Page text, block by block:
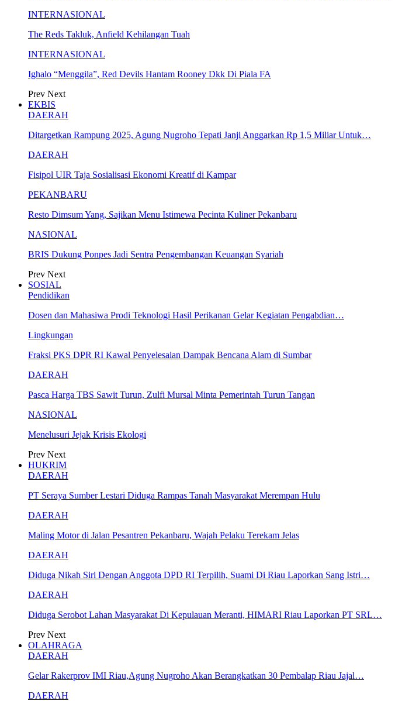
INTERNASIONAL
The Reds Takluk, Anfield Kehilangan Tuah
INTERNASIONAL
Ighalo “Menggila”, Red Devils Hantam Rooney Dkk Di Piala FA
Prev Next
EKBIS
DAERAH
Ditargetkan Rampung 2025, Agung Nugroho Tepati Janji Anggarkan Rp 1,5 Miliar Untuk…
DAERAH
Fisipol UIR Taja Sosialisasi Ekonomi Kreatif di Kampar
PEKANBARU
Resto Dimsum Yang, Sajikan Menu Istimewa Pecinta Kuliner Pekanbaru
NASIONAL
BRIS Dukung Ponpes Jadi Sentra Pengembangan Keuangan Syariah
Prev Next
SOSIAL
Pendidikan
Dosen dan Mahasiwa Prodi Teknologi Hasil Perikanan Gelar Kegiatan Pengabdian…
Lingkungan
Fraksi PKS DPR RI Kawal Penyelesaian Dampak Bencana Alam di Sumbar
DAERAH
Pasca Harga TBS Sawit Turun, Zulfi Mursal Minta Pemerintah Turun Tangan
NASIONAL
Menelusuri Jejak Krisis Ekologi
Prev Next
HUKRIM
DAERAH
PT Seraya Sumber Lestari Diduga Rampas Tanah Masyarakat Merempan Hulu
DAERAH
Maling Motor di Jalan Pesantren Pekanbaru, Wajah Pelaku Terekam Jelas
DAERAH
Diduga Nikah Siri Dengan Anggota DPD RI Terpilih, Suami Di Riau Laporkan Sang Istri…
DAERAH
Diduga Serobot Lahan Masyarakat Di Kepulauan Meranti, HIMARI Riau Laporkan PT SRL…
Prev Next
OLAHRAGA
DAERAH
Gelar Rakerprov IMI Riau,Agung Nugroho Akan Berangkatkan 30 Pembalap Riau Jajal…
DAERAH